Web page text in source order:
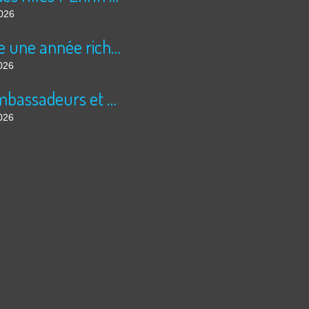
Encore une année riche en cinéma pour Super 8 !
Les ambassadeurs et SUPER 8 - La solidarité en action